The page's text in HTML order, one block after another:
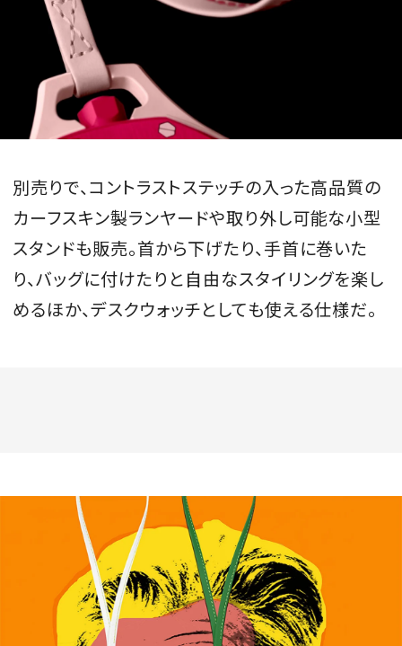
別売りで、コントラストステッチの入った高品質の
カーフスキン製ランヤードや取り外し可能な小型
スタンドも販売。首から下げたり、手首に巻いた
り、バッグに付けたりと自由なスタイリングを楽し
めるほか、デスクウォッチとしても使える仕様だ。